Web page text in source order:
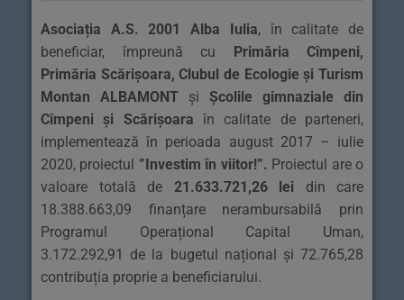
Asociația A.S. 2001 Alba Iulia, în calitate de
beneficiar, împreună cu
Primăria Cîmpeni,
Primăria Scărișoara, Clubul de Ecologie și Turism
Montan ALBAMONT și Școlile gimnaziale din
Cîmpeni și Scărișoara în calitate de parteneri,
implementează în perioada august 2017 – iulie
2020, proiectul ”Investim în viitor!”. Proiectul are o
valoare totală de 21.633.721,26 lei din care
18.388.663,09 finanțare nerambursabilă prin
Programul Operațional Capital Uman,
3.172.292,91 de la bugetul național și 72.765,28
contribuția proprie a beneficiarului.